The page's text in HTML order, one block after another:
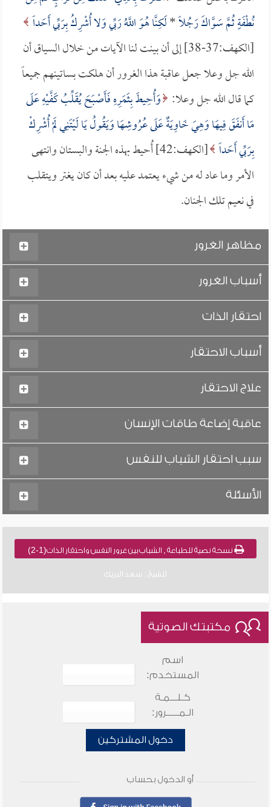
نُطْفَةٍ ثُمَّ سَوَّاكَ رَجُلاً*لَكِنَّا هُوَ اللَّهُ رَبِّي وَلا أُشْرِكُ بِرَبِّي أَحَداً
[الكهف:37-38] إلى أن بينت لنا الآيات من خلال السياق أن
الله جل وعلا جعل عاقبة هذا الغرور أن هلكت بساتينهم جميعاً
كما قال الله جل وعلا: وَأُحِيطَ بِثَمَرِهِ فَأَصْبَحَ يُقَلِّبُ كَفَّيْهِ عَلَى
مَا أَنفَقَ فِيهَا وَهِيَ خَاوِيَةٌ عَلَى عُرُوشِهَا وَيَقُولُ يَا لَيْتَنِي لَمْ أُشْرِكْ
بِرَبِّي أَحَداً
[الكهف:42] أُحيط بهذه الجنة والبستان وانتهى
الأمر وما عاد له من شيء يعتمد عليه بعد أن كان يغتر ويتقلب
في نعيم تلك الجنان.
مظاهر الغرور
أسباب الغرور
احتقار الذات
أسباب الاحتقار
علاج الاحتقار
عاقبة إضاعة طاقات الإنسان
سبب احتقار الشباب للنفس
الأسئلة
نسخة نصية للطباعة , الشباب بين غرور النفس واحتقار الذات(1-2)
للشيخ : سعد البريك
مكتبتك الصوتية
اسم
المستخدم:
كـلـــمـة
الـمـــــرور:
دخول المشتركين
أو الدخول بحساب